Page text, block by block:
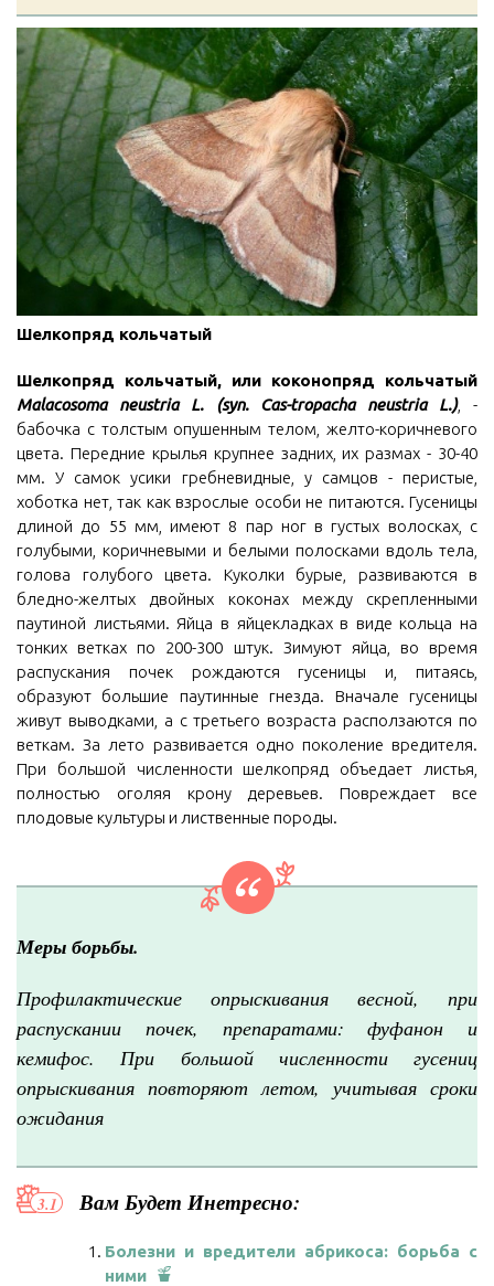
Шелкопряд кольчатый
Шелкопряд кольчатый, или коконопряд кольчатый
Malacosoma neustria L. (syn. Cas-tropacha neustria L.), -
бабочка с толстым опушенным телом, желто-коричневого
цвета. Передние крылья крупнее задних, их размах - 30-40
мм. У самок усики гребневидные, у самцов - перистые,
хоботка нет, так как взрослые особи не питаются. Гусеницы
длиной до 55 мм, имеют 8 пар ног в густых волосках, с
голубыми, коричневыми и белыми полосками вдоль тела,
голова голубого цвета. Куколки бурые, развиваются в
бледно-желтых двойных коконах между скрепленными
паутиной листьями. Яйца в яйцекладках в виде кольца на
тонких ветках по 200-300 штук. Зимуют яйца, во время
распускания почек рождаются гусеницы и, питаясь,
образуют большие паутинные гнезда. Вначале гусеницы
живут выводками, а с третьего возраста расползаются по
веткам. За лето развивается одно поколение вредителя.
При большой численности шелкопряд объедает листья,
полностью оголяя крону деревьев. Повреждает все
плодовые культуры и лиственные породы.
Меры борьбы.
Профилактические опрыскивания весной, при
распускании почек, препаратами: фуфанон и
кемифос. При большой численности гусениц
опрыскивания повторяют летом, учитывая сроки
ожидания
Вам Будет Инетресно:
Болезни и вредители абрикоса: борьба с
ними